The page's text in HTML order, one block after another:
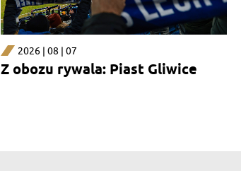
2026 | 08 | 07
Z obozu rywala: Piast Gliwice